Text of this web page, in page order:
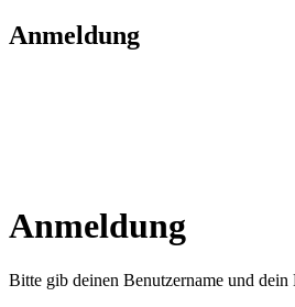
Anmeldung
Anmeldung
Bitte gib deinen Benutzername und